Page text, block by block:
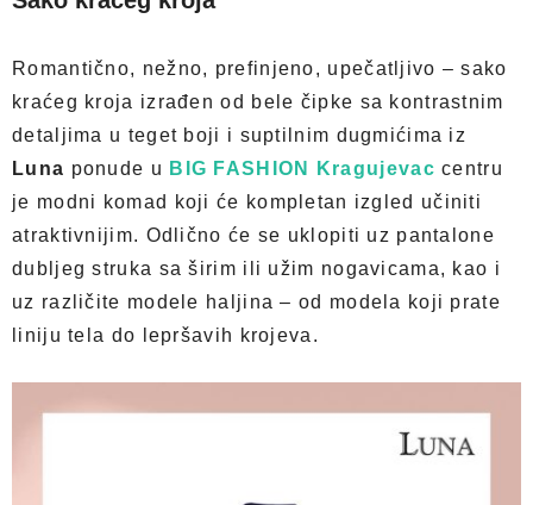
Romantično, nežno, prefinjeno, upečatljivo – sako
kraćeg kroja izrađen od bele čipke sa kontrastnim
detaljima u teget boji i suptilnim dugmićima iz
Luna ponude u BIG FASHION Kragujevac centru
je modni komad koji će kompletan izgled učiniti
atraktivnijim. Odlično će se uklopiti uz pantalone
dubljeg struka sa širim ili užim nogavicama, kao i
uz različite modele haljina – od modela koji prate
liniju tela do lepršavih krojeva.